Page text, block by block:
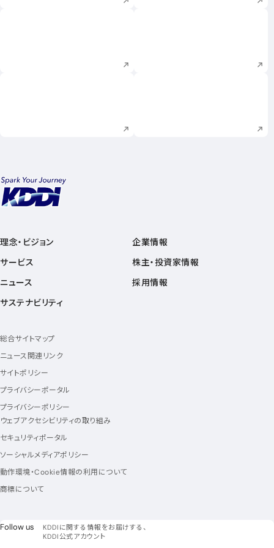
理念・ビジョン
サービス
ニュース
サステナビリティ
企業情報
株主・投資家情報
採用情報
総合サイトマップ
ニュース関連リンク
サイトポリシー
プライバシーポータル
プライバシーポリシー
ウェブアクセシビリティの取り組み
セキュリティポータル
ソーシャルメディアポリシー
動作環境・Cookie情報の利用について
商標について
Follow us フォローアス
KDDIに関する情報をお届けする、
KDDI公式アカウント